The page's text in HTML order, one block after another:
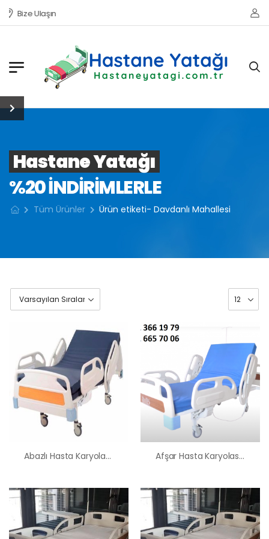
Bize Ulaşın
Hastane Yatağı
%20 INDIRIMLERLE
Tüm Ürünler Ürün etiketi- Davdanlı Mahallesi
HK-60 – 2
MOTORLU
ABS
Abazlı Hasta Karyolası Satış Kiralama Fiyatı Afşar Hasta Karyolası Satış Kiralama Fiyatı